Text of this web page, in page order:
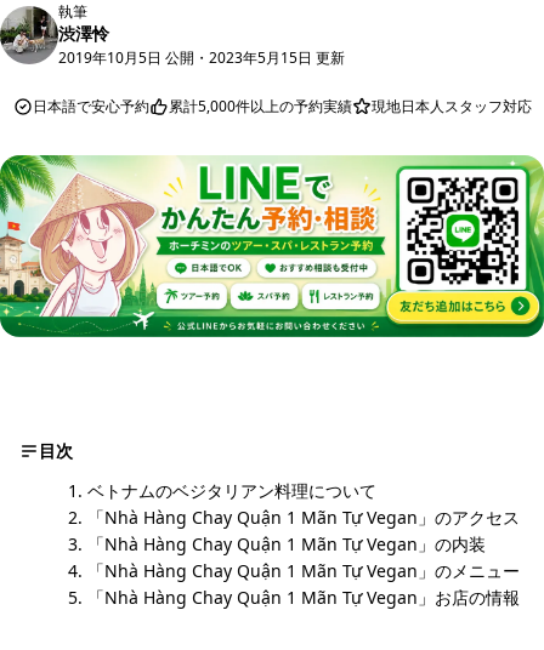
執筆
渋澤怜
2019年10月5日 公開 ・ 2023年5月15日 更新
日本語で安心予約 累計5,000件以上の予約実績 現地日本人スタッフ対応
目次
ベトナムのベジタリアン料理について
「Nhà Hàng Chay Quận 1 Mãn Tự Vegan」のアクセス
「Nhà Hàng Chay Quận 1 Mãn Tự Vegan」の内装
「Nhà Hàng Chay Quận 1 Mãn Tự Vegan」のメニュー
「Nhà Hàng Chay Quận 1 Mãn Tự Vegan」お店の情報